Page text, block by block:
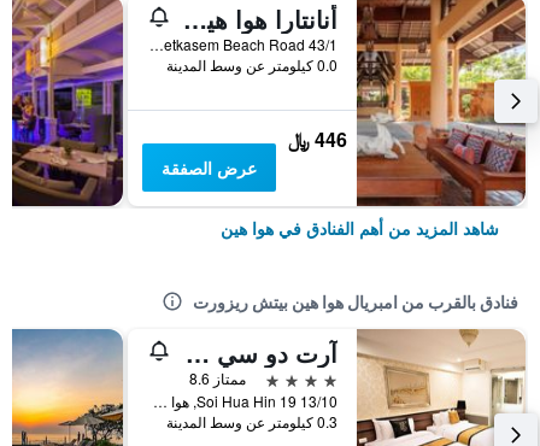
أنانتارا هوا هين ريزورت
43/1 Phetkasem Beach Road, هوا هين, تايلاند
0.0 كيلومتر عن وسط المدينة
446 ﷼
عرض الصفقة
شاهد المزيد من أهم الفنادق في هوا هين
فنادق بالقرب من امبريال هوا هين بيتش ريزورت
آرت دو سي هوا هن
4 نجوم
ممتاز 8.6
13/10 Soi Hua Hin 19, هوا هين, تايلاند
0.3 كيلومتر عن وسط المدينة